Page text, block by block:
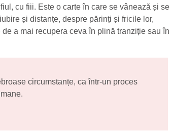
cu fiii. Este o carte în care se vânează și se
și distanțe, despre părinți și fricile lor,
a mai recupera ceva în plină tranziție sau în
circumstanțe, ca într-un proces